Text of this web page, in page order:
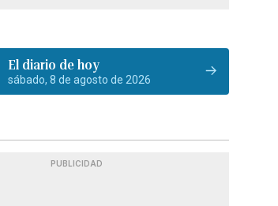
El diario de hoy
sábado, 8 de agosto de 2026
PUBLICIDAD